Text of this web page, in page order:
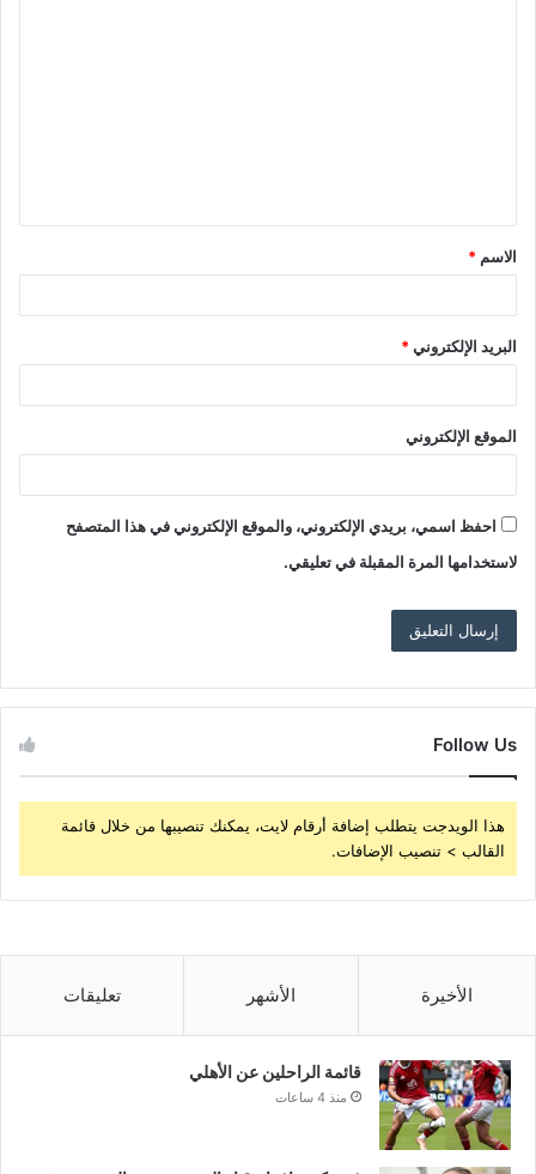
ق
*
الاسم *
البريد الإلكتروني*
الموقع الإلكتروني
احفظ اسمي، بريدي الإلكتروني، والموقع الإلكتروني في هذا المتصفح
لاستخدامها المرة المقبلة في تعليقي.
Follow Us
هذا الويدجت يتطلب إضافة أرقام لايت، يمكنك تنصيبها من خلال قائمة
القالب > تنصيب الإضافات.
الأخيرة الأشهر تعليقات
قائمة الراحلين عن الأهلي
منذ 4 ساعات